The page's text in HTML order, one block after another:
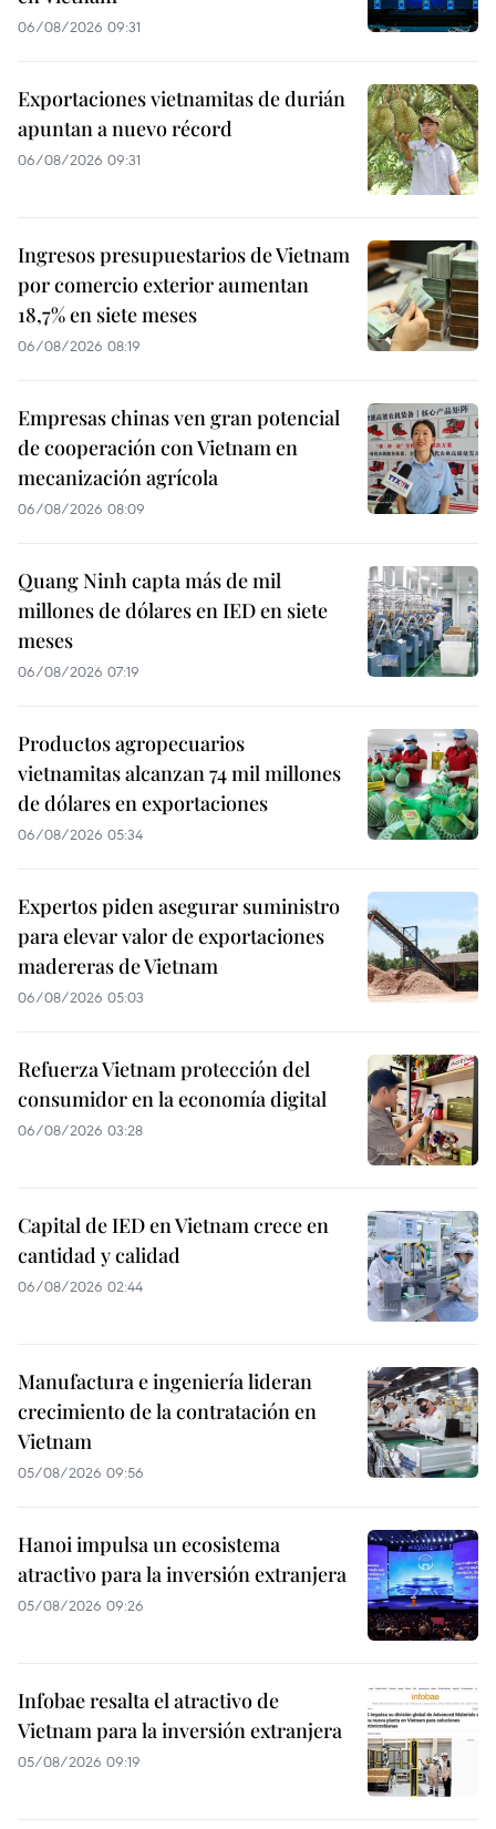
06/08/2026 09:31
Exportaciones vietnamitas de durián
apuntan a nuevo récord
06/08/2026 09:31
Ingresos presupuestarios de Vietnam
por comercio exterior aumentan
18,7% en siete meses
06/08/2026 08:19
Empresas chinas ven gran potencial
de cooperación con Vietnam en
mecanización agrícola
06/08/2026 08:09
Quang Ninh capta más de mil
millones de dólares en IED en siete
meses
06/08/2026 07:19
Productos agropecuarios
vietnamitas alcanzan 74 mil millones
de dólares en exportaciones
06/08/2026 05:34
Expertos piden asegurar suministro
para elevar valor de exportaciones
madereras de Vietnam
06/08/2026 05:03
Refuerza Vietnam protección del
consumidor en la economía digital
06/08/2026 03:28
Capital de IED en Vietnam crece en
cantidad y calidad
06/08/2026 02:44
Manufactura e ingeniería lideran
crecimiento de la contratación en
Vietnam
05/08/2026 09:56
Hanoi impulsa un ecosistema
atractivo para la inversión extranjera
05/08/2026 09:26
Infobae resalta el atractivo de
Vietnam para la inversión extranjera
05/08/2026 09:19